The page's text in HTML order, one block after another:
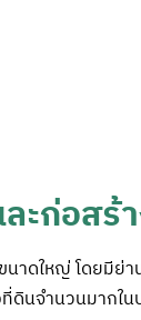
ก่อสร้
าดใหญ่ โดยมีย่
ที่ดินจำนวนมา